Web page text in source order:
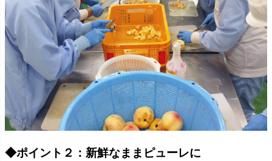
◆ポイント２：新鮮なままピューレに